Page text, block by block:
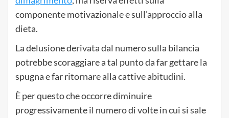
componente motivazionale e sull’approccio alla
dieta.
La delusione derivata dal numero sulla bilancia
potrebbe scoraggiare a tal punto da far gettare la
spugna e far ritornare alla cattive abitudini.
È per questo che occorre diminuire
progressivamente il numero di volte in cui si sale